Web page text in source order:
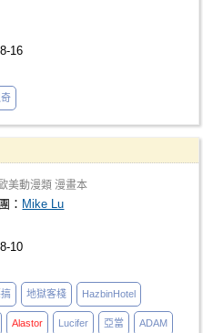
16
歐美動漫類 漫畫本
： Mike Lu
10
地獄客棧 HazbinHotel
Alastor Lucifer 亞當 ADAM